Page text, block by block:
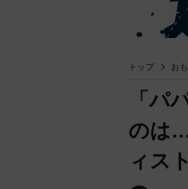
トップ お
「パ
のは
ィス